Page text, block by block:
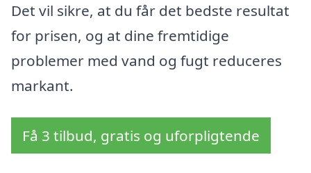
Det vil sikre, at du får det bedste resultat
for prisen, og at dine fremtidige
problemer med vand og fugt reduceres
markant.
Få 3 tilbud, gratis og uforpligtende